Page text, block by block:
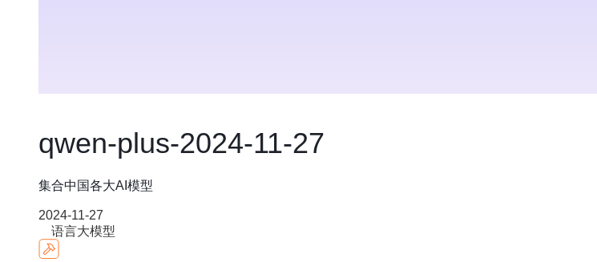
qwen-plus-2024-11-27
集合中国各大AI模型
2024-11-27
语言大模型